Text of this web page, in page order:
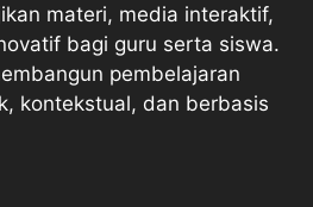
materi, media interaktif,
bagi guru serta siswa.
pembelajaran
kontekstual, dan berbasis